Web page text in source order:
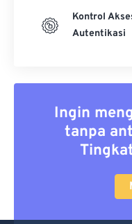
Kontrol
Autentikasi
Ingin
tanpa